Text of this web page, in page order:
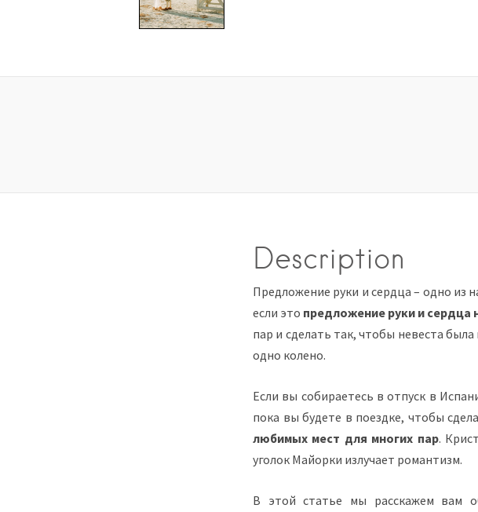
Description
Предложение руки и сердца – одно из
если это предложение руки и сердца
пар и сделать так, чтобы невеста была
одно колено.
Если вы собираетесь в отпуск в
пока вы будете в поездке, чтобы
любимых мест для многих пар.
уголок Майорки излучает романтизм.
В этой статье мы расскажем вам